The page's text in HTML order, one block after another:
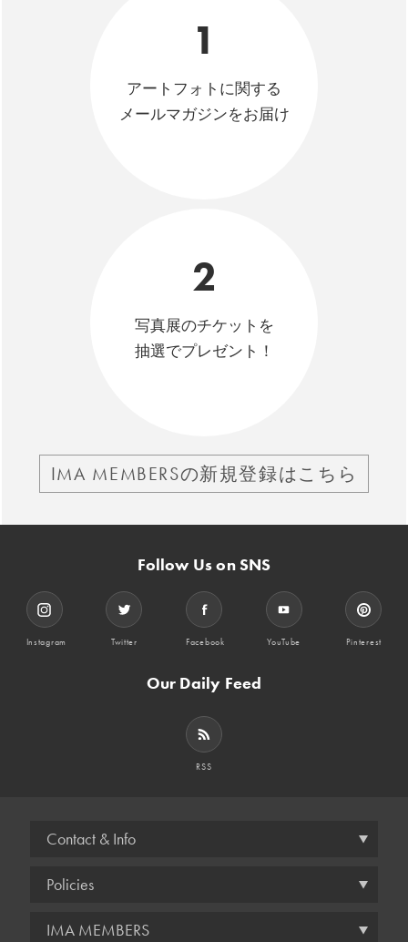
1
アートフォトに関する
メールマガジンをお届け
2
写真展のチケットを
抽選でプレゼント！
IMA MEMBERSの新規登録はこちら
Follow Us on SNS
Instagram Twitter Facebook YouTube Pinterest
Our Daily Feed
RSS
Contact & Info
Policies
IMA MEMBERS